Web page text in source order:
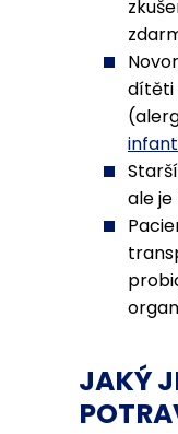
dítěti
infant
ale
JAKÝ